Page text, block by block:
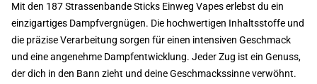
Mit den 187 Strassenbande Sticks Einweg Vapes erlebst du ein
einzigartiges Dampfvergnügen. Die hochwertigen Inhaltsstoffe und
die präzise Verarbeitung sorgen für einen intensiven Geschmack
und eine angenehme Dampfentwicklung. Jeder Zug ist ein Genuss,
der dich in den Bann zieht und deine Geschmackssinne verwöhnt.